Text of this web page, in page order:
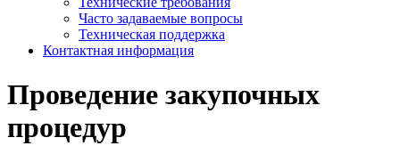
Часто задаваемые вопросы
Техническая поддержка
Контактная информация
Проведение закупочных
процедур